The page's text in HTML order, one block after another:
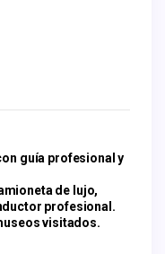
guía profesional y
de lujo,
profesional.
visitados.